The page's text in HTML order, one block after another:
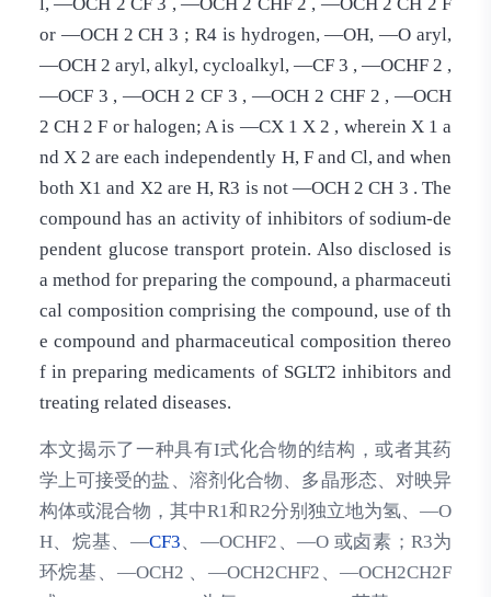
l, —OCH 2 CF 3 , —OCH 2 CHF 2 , —OCH 2 CH 2 F
or —OCH 2 CH 3 ; R4 is hydrogen, —OH, —O aryl,
—OCH 2 aryl, alkyl, cycloalkyl, —CF 3 , —OCHF 2 ,
—OCF 3 , —OCH 2 CF 3 , —OCH 2 CHF 2 , —OCH
2 CH 2 F or halogen; A is —CX 1 X 2 , wherein X 1 a
nd X 2 are each independently H, F and Cl, and when
both X1 and X2 are H, R3 is not —OCH 2 CH 3 . The
compound has an activity of inhibitors of sodium-de
pendent glucose transport protein. Also disclosed is
a method for preparing the compound, a pharmaceuti
cal composition comprising the compound, use of th
e compound and pharmaceutical composition thereo
f in preparing medicaments of SGLT2 inhibitors and
treating related diseases.
本文揭示了一种具有I式化合物的结构，或者其药
学上可接受的盐、溶剂化合物、多晶形态、对映异
构体或混合物，其中R1和R2分别独立地为氢、—O
H、烷基、—CF3、—OCHF2、—O 或卤素；R3为
环烷基、—OCH2 、—OCH2CHF2、—OCH2CH2F